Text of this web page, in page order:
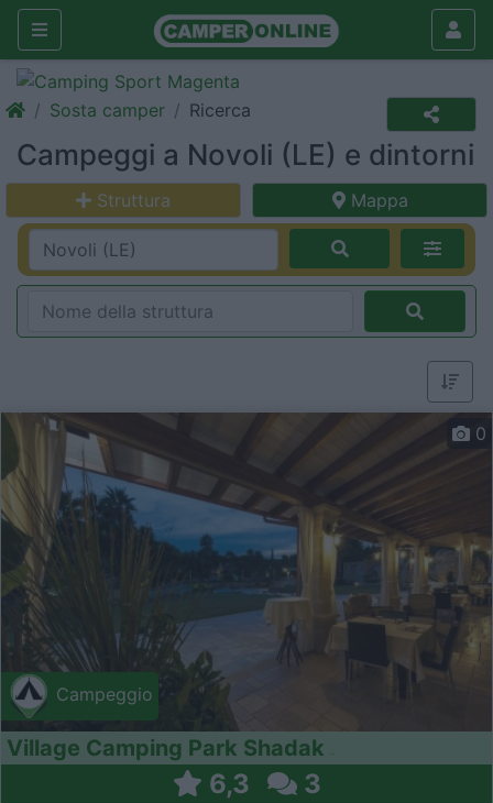
Sosta camper Ricerca
Campeggi a Novoli (LE) e dintorni
Struttura Mappa
Campeggio
0
Village Camping Park Shadak
6,3 3